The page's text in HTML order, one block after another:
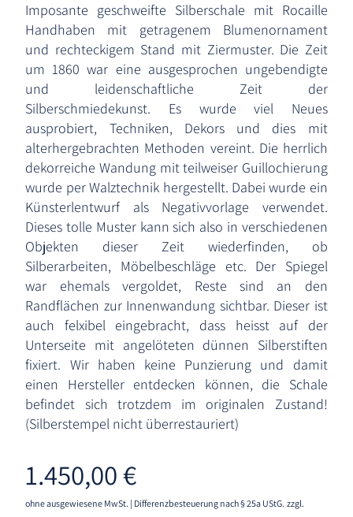
Imposante geschweifte Silberschale mit Rocaille
Handhaben mit getragenem Blumenornament
und rechteckigem Stand mit Ziermuster. Die Zeit
um 1860 war eine ausgesprochen ungebendigte
und leidenschaftliche Zeit der
Silberschmiedekunst. Es wurde viel Neues
ausprobiert, Techniken, Dekors und dies mit
alterhergebrachten Methoden vereint. Die herrlich
dekorreiche Wandung mit teilweiser Guillochierung
wurde per Walztechnik hergestellt. Dabei wurde ein
Künsterlentwurf als Negativvorlage verwendet.
Dieses tolle Muster kann sich also in verschiedenen
Objekten dieser Zeit wiederfinden, ob
Silberarbeiten, Möbelbeschläge etc. Der Spiegel
war ehemals vergoldet, Reste sind an den
Randflächen zur Innenwandung sichtbar. Dieser ist
auch felxibel eingebracht, dass heisst auf der
Unterseite mit angelöteten dünnen Silberstiften
fixiert. Wir haben keine Punzierung und damit
einen Hersteller entdecken können, die Schale
befindet sich trotzdem im originalen Zustand!
(Silberstempel nicht überrestauriert)
1.450,00€
ohne ausgewiesene MwSt. | Differenzbesteuerung nach § 25a UStG. zzgl.